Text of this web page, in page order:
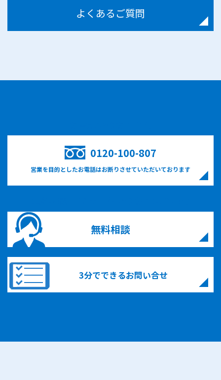
よくあるご質問
0120-100-807
営業を目的としたお電話はお断りさせていただいております
無料相談
3分でできるお問い合せ